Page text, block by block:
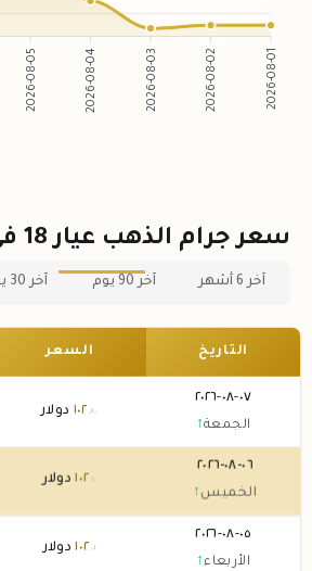
2026-08-05 2026-08-04 2026-08-03 2026-08-02 2026-08-01
سعر جرام الذهب عيار 18 في أمريكا
آخر 6 أشهر آخر 90 يوم آخر 30 يوم
التاريخ السعر
٠٧-٠٨-٢٠٢٦
الجمعة↑
١٠٢ .٨٠ دولار
٠٦-٠٨-٢٠٢٦
الخميس ↑
١٠٢ .١٠ دولار
٠٥-٠٨-٢٠٢٦
الأربعاء↑
١٠٢.٠١ دولار